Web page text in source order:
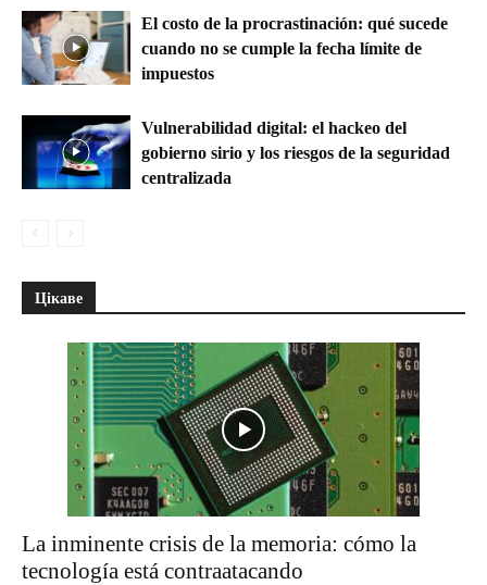
El costo de la procrastinación: qué sucede
cuando no se cumple la fecha límite de
impuestos
Vulnerabilidad digital: el hackeo del
gobierno sirio y los riesgos de la seguridad
centralizada
Цікаве
La inminente crisis de la memoria: cómo la
tecnología está contraatacando